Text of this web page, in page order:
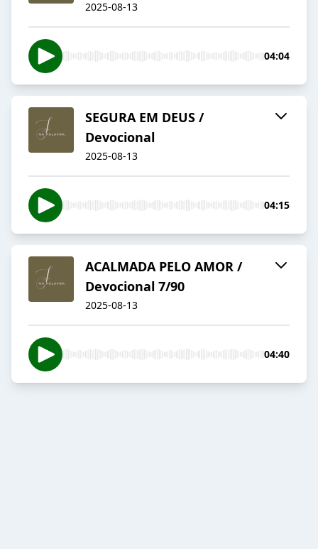
2025-08-13
04:04
SEGURA EM DEUS /
Devocional
2025-08-13
04:15
ACALMADA PELO AMOR /
Devocional 7/90
2025-08-13
04:40